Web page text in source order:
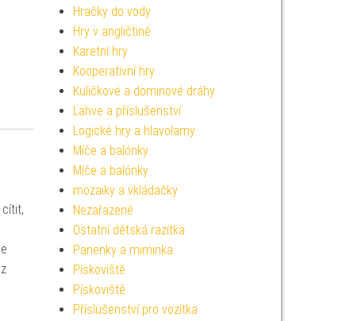
Hračky do vody
Hry v angličtině
Karetní hry
Kooperativní hry
Kuličkové a dominové dráhy
Lahve a příslušenství
Logické hry a hlavolamy
Míče a balónky
Míče a balónky
mozaiky a vkládačky
Nezařazené
Ostatní dětská razítka
Panenky a miminka
Pískoviště
Pískoviště
Příslušenství pro vozítka